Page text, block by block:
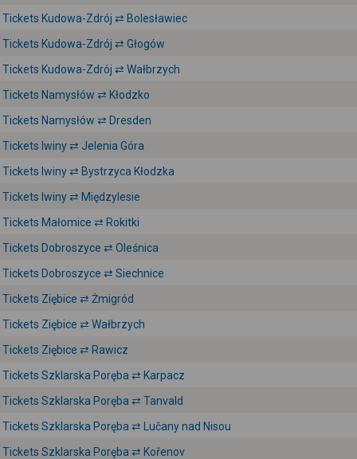
Tickets Kudowa-Zdrój ⇄ Bolesławiec
Tickets Kudowa-Zdrój ⇄ Głogów
Tickets Kudowa-Zdrój ⇄ Wałbrzych
Tickets Namysłów ⇄ Kłodzko
Tickets Namysłów ⇄ Dresden
Tickets Iwiny ⇄ Jelenia Góra
Tickets Iwiny ⇄ Bystrzyca Kłodzka
Tickets Iwiny ⇄ Międzylesie
Tickets Małomice ⇄ Rokitki
Tickets Dobroszyce ⇄ Oleśnica
Tickets Dobroszyce ⇄ Siechnice
Tickets Ziębice ⇄ Żmigród
Tickets Ziębice ⇄ Wałbrzych
Tickets Ziębice ⇄ Rawicz
Tickets Szklarska Poręba ⇄ Karpacz
Tickets Szklarska Poręba ⇄ Tanvald
Tickets Szklarska Poręba ⇄ Lučany nad Nisou
Tickets Szklarska Poręba ⇄ Kořenov